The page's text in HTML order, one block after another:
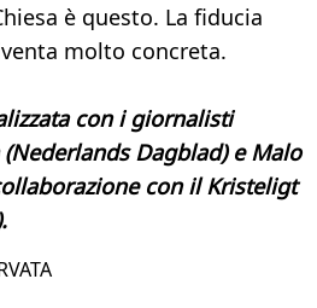
è questo. La fiducia
molto concreta.
con i giornalisti
Dagblad) e Malo
con il Kristeligt